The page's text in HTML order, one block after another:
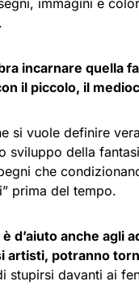
incarnare quella
il piccolo, il
si vuole definire
sviluppo della
che
prima del tempo.
d’aiuto anche agli
artisti, potranno
stupirsi davanti ai